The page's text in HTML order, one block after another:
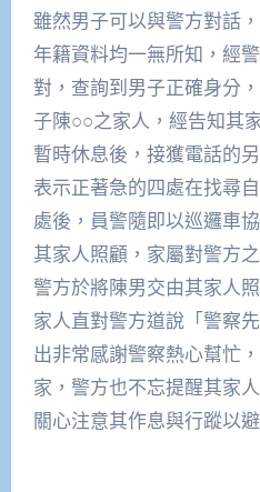
雖然男子可以與警方對話
年籍資料均一無所知，經
對，查詢到男子正確身分
子陳○○之家人，經告知其
暫時休息後，接獲電話的
表示正著急的四處在找尋
處後，員警隨即以巡邏車
其家人照顧，家屬對警方
警方於將陳男交由其家人
家人直對警方道說「警察
出非常感謝警察熱心幫忙
家，警方也不忘提醒其家
關心注意其作息與行蹤以